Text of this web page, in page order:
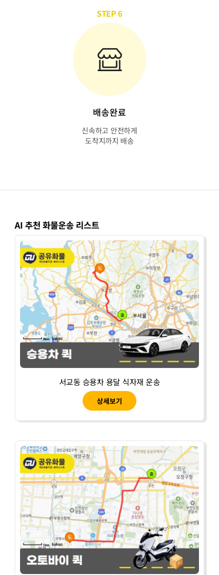
STEP 6
배송완료
신속하고 안전하게
도착지까지 배송
AI 추천 화물운송 리스트
서교동 승용차 용달 식자재 운송
상세보기